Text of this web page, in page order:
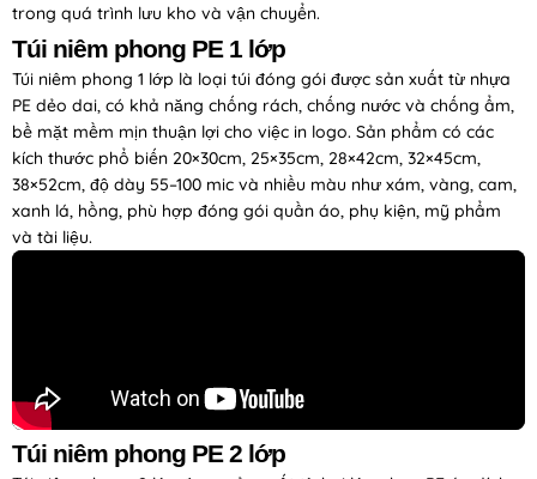
trong quá trình lưu kho và vận chuyển.
Túi niêm phong PE 1 lớp
Túi niêm phong 1 lớp là loại túi đóng gói được sản xuất từ nhựa
PE dẻo dai, có khả năng chống rách, chống nước và chống ẩm,
bề mặt mềm mịn thuận lợi cho việc in logo. Sản phẩm có các
kích thước phổ biến 20×30cm, 25×35cm, 28×42cm, 32×45cm,
38×52cm, độ dày 55–100 mic và nhiều màu như xám, vàng, cam,
xanh lá, hồng, phù hợp đóng gói quần áo, phụ kiện, mỹ phẩm
và tài liệu.
Túi niêm phong PE 2 lớp